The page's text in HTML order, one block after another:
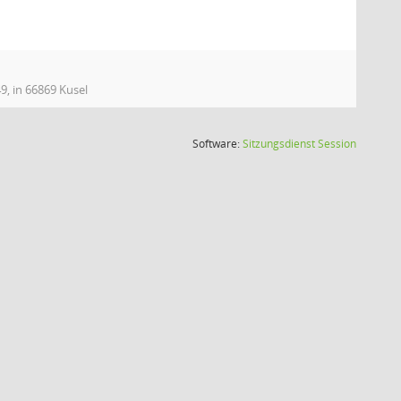
in 66869 Kusel
Software:SitzungsdienstSession(Wird in